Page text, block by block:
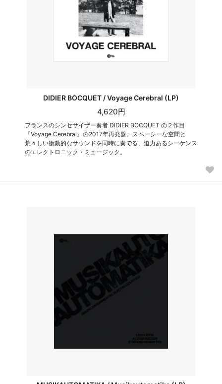
DIDIER BOCQUET / Voyage Cerebral (LP)
4,620円
フランスのシンセサイザー奏者 DIDIER BOCQUET の２作目
『Voyage Cerebral』の2017年再発盤。スペーシーな空間と
荒々しい衝動的なサウンドを同時に奏でる、迫力あるシーケンス
のエレクトロニック・ミュージック。